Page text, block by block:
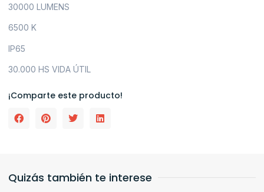
30000 LUMENS
6500 K
IP65
30.000 HS VIDA ÚTIL
¡Comparte este producto!
Quizás también te interese